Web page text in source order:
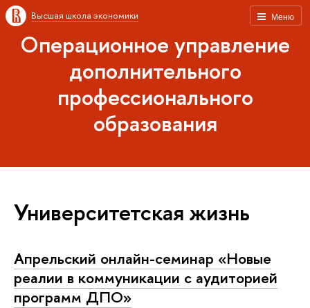
Меню
Высшая школа экономики
Операционное управление
дополнительного
профессионального
образования
Университетская жизнь
Апрельский онлайн-семинар «Новые
реалии в коммуникации с аудиторией
программ ДПО»